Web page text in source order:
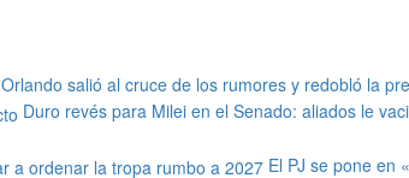
Orlando salió al cruce de los rumores y redobló la
Duro revés para Milei en el Senado: aliados le
El PJ se pone en